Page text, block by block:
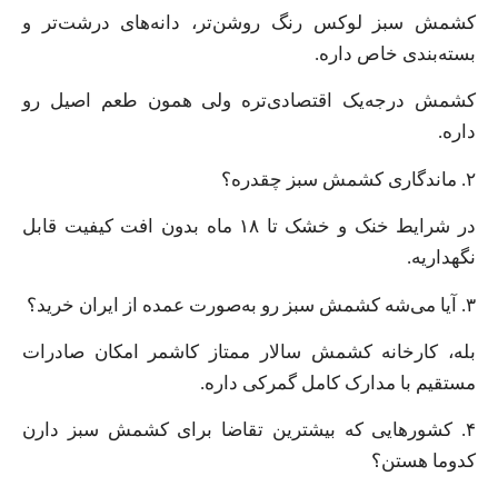
کشمش سبز لوکس رنگ روشن‌تر، دانه‌های درشت‌تر و
بسته‌بندی خاص داره.
کشمش درجه‌یک اقتصادی‌تره ولی همون طعم اصیل رو
داره.
۲. ماندگاری کشمش سبز چقدره؟
در شرایط خنک و خشک تا ۱۸ ماه بدون افت کیفیت قابل
نگهداریه.
۳. آیا می‌شه کشمش سبز رو به‌صورت عمده از ایران خرید؟
بله، کارخانه کشمش سالار ممتاز کاشمر امکان صادرات
مستقیم با مدارک کامل گمرکی داره.
۴. کشورهایی که بیشترین تقاضا برای کشمش سبز دارن
کدوما هستن؟